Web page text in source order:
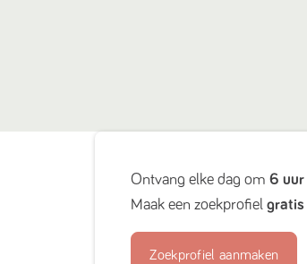
Ontvang elke dag om6 uur
Maak een zoekprofielgratis
Zoekprofiel aanmaken